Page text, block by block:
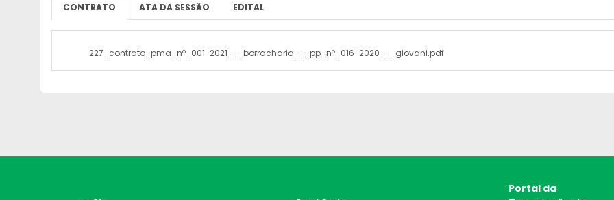
CONTRATO ATA DA SESSÃO EDITAL
227_contrato_pma_nº_001-2021_-_borracharia_-_pp_nº_016-2020_-_giovani.pdf
Portal da